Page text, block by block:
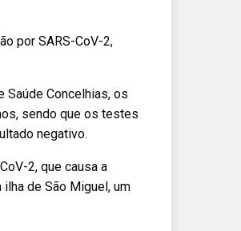
por SARS-CoV-2,
Concelhias, os
sendo que os testes
negativo.
2, que causa a
de São Miguel, um